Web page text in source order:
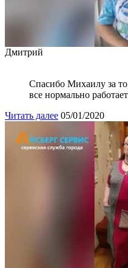
Дмитрий
Спасибо Михаилу за
все нормально
Читать далее 05/01/2020